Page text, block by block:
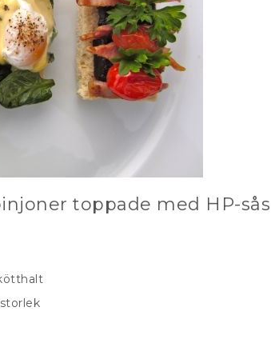
toppade med HP-sås